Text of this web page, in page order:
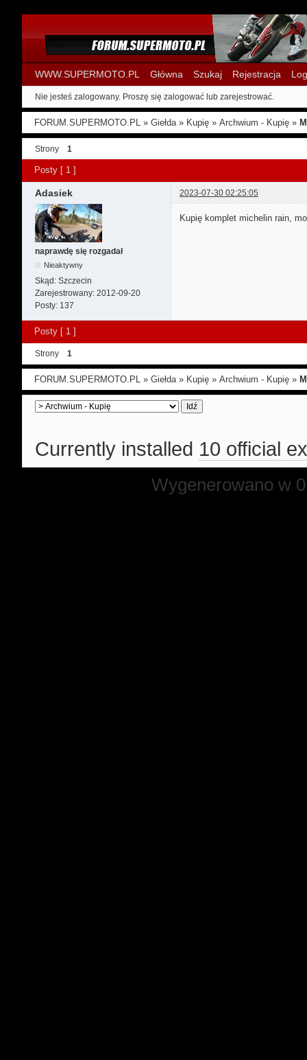
WWW.SUPERMOTO.PL Główna Szukaj Rejestracja
Nie jesteś zalogowany. Proszę się zalogować lub zarejestrować.
FORUM.SUPERMOTO.PL »Giełda » Kupię »Archwium - Kupię »
Strony 1
Posty [ 1 ]
Adasiek 2023-07-30 02:25:05
naprawdę się rozgadał
Nieaktywny
Skąd: Szczecin
Zarejestrowany: 2012-09-20
Posty: 137
Kupię komplet michelin rain,
Posty [ 1 ]
Strony 1
FORUM.SUPERMOTO.PL »Giełda » Kupię »Archwium - Kupię »
Currently installed 10 official
Wygenerowano w